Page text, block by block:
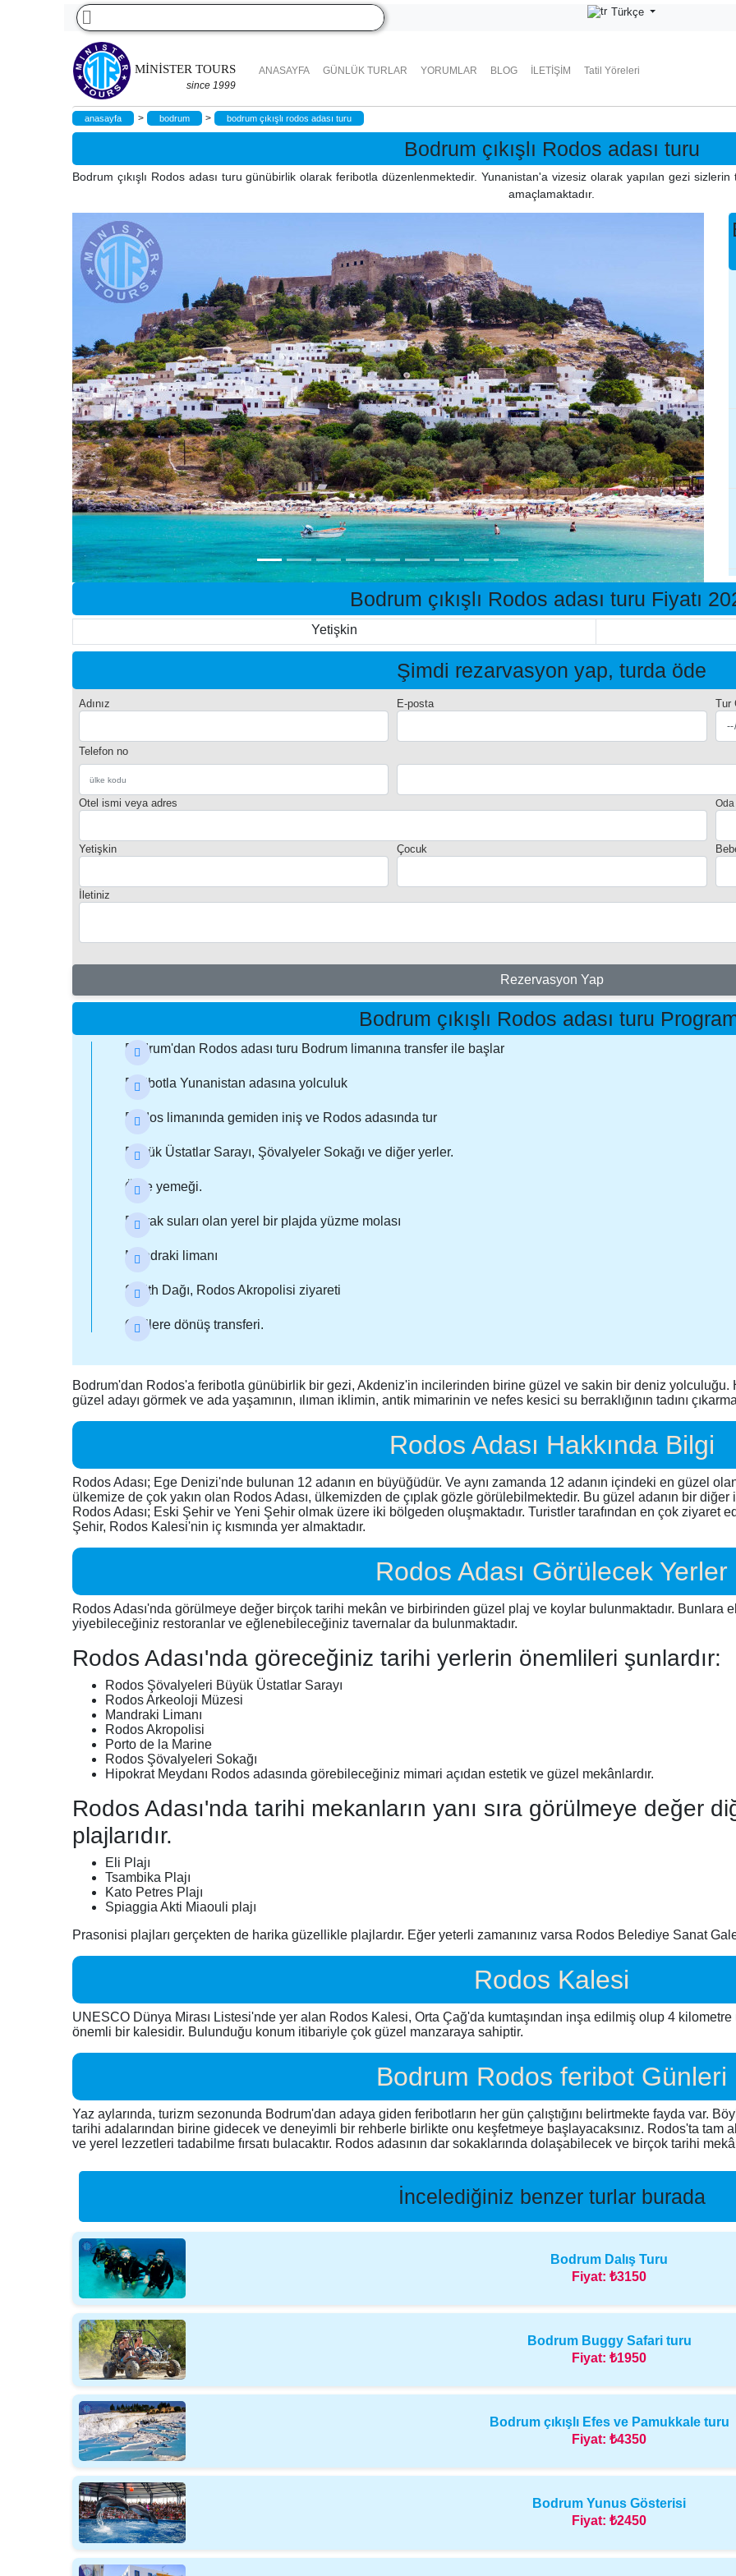
MINISTER TOURS
since 1999
ANASAYFA GÜNLÜK TURLAR YORUMLAR BLOG İLETIŞIM Tatil Yöreleri
Türkçe
anasayfa > bodrum > bodrum çıkışlı rodos adası turu
Bodrum çıkışlı Rodos adası turu
Bodrum çıkışlı Rodos adası turu günübirlik olarak feribotla düzenlenmektedir. Yunanistan'a vizesiz olarak yapılan gezi
amaçlamaktadır.
Bodrum çıkışlı Rodos adası turu Fiyatı
Yetişkin
Şimdi rezarvasyon yap, turda öde
Adınız E-posta Tur
Telefon no
Otel ismi veya adres
Yetişkin Çocuk
İletiniz
Rezervasyon Yap
Bodrum çıkışlı Rodos adası turu
Bodrum'dan Rodos adası turu Bodrum limanına transfer ile başlar
Feribotla Yunanistan adasına yolculuk
Rodos limanında gemiden iniş ve Rodos adasında tur
Büyük Üstatlar Sarayı, Şövalyeler Sokağı ve diğer yerler.
Öğle yemeği.
Berrak suları olan yerel bir plajda yüzme molası
Mandraki limanı
Smith Dağı, Rodos Akropolisi ziyareti
Otellere dönüş transferi.
Bodrum'dan Rodos'a feribotla günübirlik bir gezi, Akdeniz'in incilerinden birine güzel ve sakin bir deniz yolculuğu.
güzel adayı görmek ve ada yaşamının, ılıman iklimin, antik mimarinin ve nefes kesici su berraklığının tadını
Rodos Adası Hakkında Bilgi
Rodos Adası; Ege Denizi'nde bulunan 12 adanın en büyüğüdür. Ve aynı zamanda 12 adanın içindeki en güzel
ülkemize de çok yakın olan Rodos Adası, ülkemizden de çıplak gözle görülebilmektedir. Bu güzel adanın bir
Rodos Adası; Eski Şehir ve Yeni Şehir olmak üzere iki bölgeden oluşmaktadır. Turistler tarafından en çok ziyaret
Şehir, Rodos Kalesi'nin iç kısmında yer almaktadır.
Rodos Adası Görülecek Yerler
Rodos Adası'nda görülmeye değer birçok tarihi mekân ve birbirinden güzel plaj ve koylar bulunmaktadır. Bunlara
yiyebileceğiniz restoranlar ve eğlenebileceğiniz tavernalar da bulunmaktadır.
Rodos Adası'nda göreceğiniz tarihi yerlerin önemlileri şunlardır:
Rodos Şövalyeleri Büyük Üstatlar Sarayı
Rodos Arkeoloji Müzesi
Mandraki Limanı
Rodos Akropolisi
Porto de la Marine
Rodos Şövalyeleri Sokağı
Hipokrat Meydanı Rodos adasında görebileceğiniz mimari açıdan estetik ve güzel mekânlardır.
Rodos Adası'nda tarihi mekanların yanı sıra görülmeye değer
plajlarıdır.
Eli Plajı
Tsambika Plajı
Kato Petres Plajı
Spiaggia Akti Miaouli plajı
Prasonisi plajları gerçekten de harika güzellikle plajlardır. Eğer yeterli zamanınız varsa Rodos Belediye Sanat
Rodos Kalesi
UNESCO Dünya Mirası Listesi'nde yer alan Rodos Kalesi, Orta Çağ'da kumtaşından inşa edilmiş olup 4
önemli bir kalesidir. Bulunduğu konum itibariyle çok güzel manzaraya sahiptir.
Bodrum Rodos feribot Günleri
Yaz aylarında, turizm sezonunda Bodrum'dan adaya giden feribotların her gün çalıştığını belirtmekte fayda var.
tarihi adalarından birine gidecek ve deneyimli bir rehberle birlikte onu keşfetmeye başlayacaksınız. Rodos'ta tam
ve yerel lezzetleri tadabilme fırsatı bulacaktır. Rodos adasının dar sokaklarında dolaşabilecek ve birçok tarihi
İncelediğiniz benzer turlar burada
Bodrum Dalış Turu
Fiyat: ₺3150
Bodrum Buggy Safari turu
Fiyat: ₺1950
Bodrum çıkışlı Efes ve Pamukkale turu
Fiyat: ₺4350
Bodrum Yunus Gösterisi
Fiyat: ₺2450